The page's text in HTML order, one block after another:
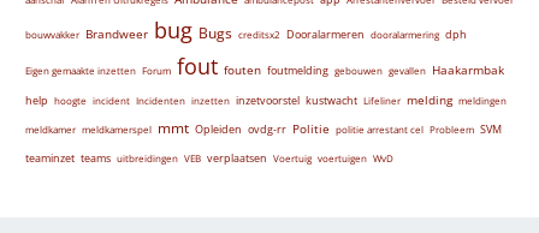
bouwvakker Brandweer bug Bugs creditsx2 Dooralarmeren dooralarmering dph
Eigen gemaakte inzetten Forum fout fouten foutmelding gebouwen gevallen Haakarmbak
help hoogte incident Incidenten inzetten inzetvoorstel kustwacht Lifeliner melding meldingen
meldkamer meldkamerspel mmt Opleiden ovdg-rr Politie politie arrestant cel Probleem SVM
teaminzet teams uitbreidingen VEB verplaatsen Voertuig voertuigen WvD